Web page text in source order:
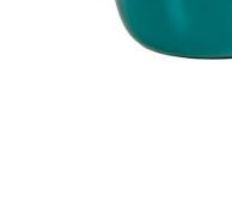
FUEGO MÍNIMO
hasta terminar la cocción